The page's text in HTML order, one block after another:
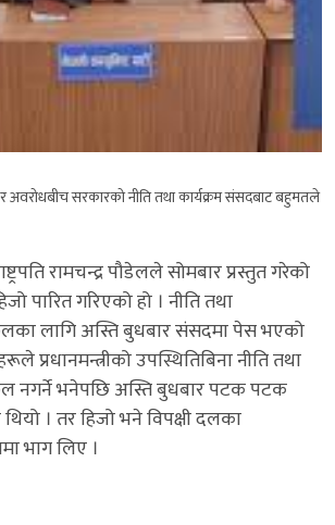
अवरोधबीच सरकारको नीति तथा कार्यक्रम संसदबाट बहुमतले
रामचन्द्र पौडेलले सोमबार प्रस्तुत गरेको
पारित गरिएको हो । नीति तथा
लागि अस्ति बुधबार संसदमा पेस भएको
प्रधानमन्त्रीको उपस्थितिबिना नीति तथा
नगर्ने भनेपछि अस्ति बुधबार पटक पटक
। तर हिजो भने विपक्षी दलका
भाग लिए ।